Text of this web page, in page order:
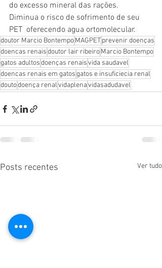
do excesso mineral das rações.
Diminua o risco de sofrimento de seu
PET  oferecendo agua ortomolecular.
doutor Marcio BontempoMAGPETprevenir doenças
doencas renaisdoutor lair ribeiroMarcio Bontempo
gatos adultosdoenças renaisvida saudavel
doencas renais em gatosgatos e insuficiecia renal
doutodoença renalvidaplenavidasadudavel
Posts recentes Ver tudo